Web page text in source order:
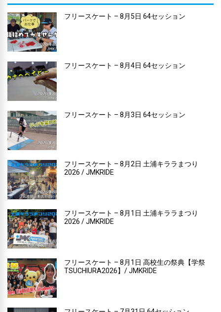
フリースケート – 8月5日 64セッション
フリースケート – 8月4日 64セッション
フリースケート – 8月3日 64セッション
フリースケート – 8月2日 土浦キララまつり
2026 / JMKRIDE
フリースケート – 8月1日 土浦キララまつり
2026 / JMKRIDE
フリースケート – 8月1日 高校生の祭典【学祭
TSUCHIURA2026】/ JMKRIDE